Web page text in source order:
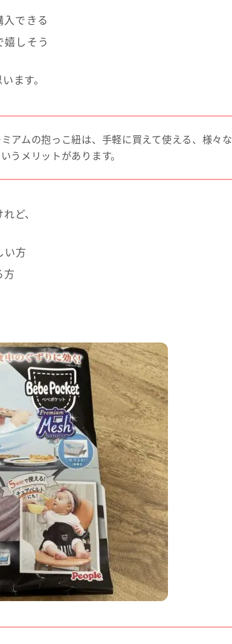
入できる
嬉しそう
ます。
アムの抱っこ紐は、手軽に買えて使える、様々な
うメリットがあります。
ど、
い方
方